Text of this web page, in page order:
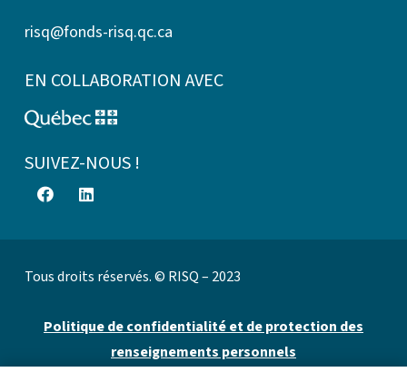
risq@fonds-risq.qc.ca
EN COLLABORATION AVEC
SUIVEZ-NOUS !
Tous droits réservés. © RISQ – 2023
Politique de confidentialité et de protection des
renseignements personnels